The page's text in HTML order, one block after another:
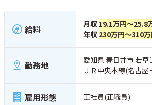
給料 月収 19.1万円～25.8
年収 230万円～310万
勤務地
愛知県 春日井市 若草
ＪＲ中央本線(名古
雇用形態 正社員(正職員)